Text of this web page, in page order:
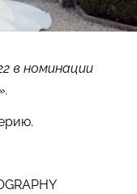
в номинации